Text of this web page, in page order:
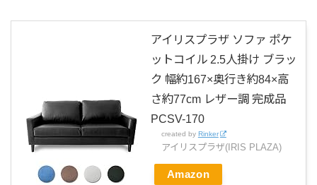
アイリスプラザ ソファ ポケ
ットコイル 2.5人掛け ブラッ
ク 幅約167×奥行き約84×高
さ約77cm レザー調 完成品
PCSV-170
created by Rinker
アイリスプラザ(IRIS PLAZA)
Amazon